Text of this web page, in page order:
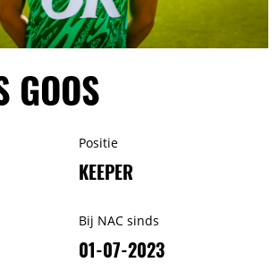
GOOS
Positie
KEEPER
Bij NAC sinds
01-07-2023